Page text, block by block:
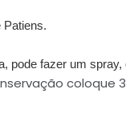
Patiens.
pode fazer um spray,
coloque